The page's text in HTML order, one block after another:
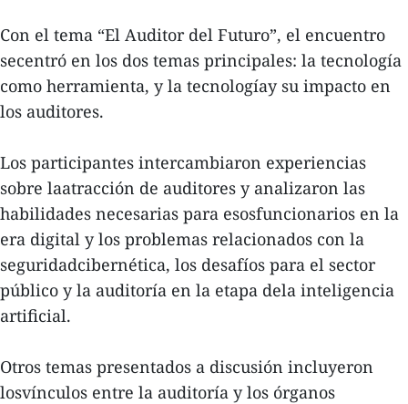
Con el tema “El Auditor del Futuro”, el encuentro
secentró en los dos temas principales: la tecnología
como herramienta, y la tecnologíay su impacto en
los auditores.
Los participantes intercambiaron experiencias
sobre laatracción de auditores y analizaron las
habilidades necesarias para esosfuncionarios en la
era digital y los problemas relacionados con la
seguridadcibernética, los desafíos para el sector
público y la auditoría en la etapa dela inteligencia
artificial.
Otros temas presentados a discusión incluyeron
losvínculos entre la auditoría y los órganos